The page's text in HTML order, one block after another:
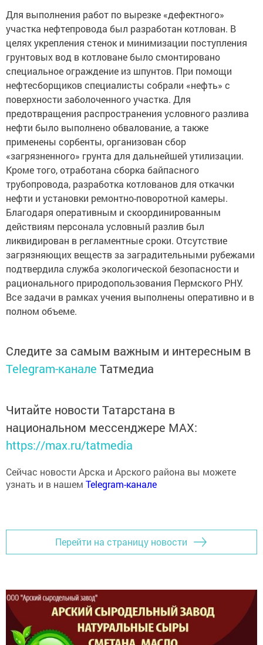
Для выполнения работ по вырезке «дефектного»
участка нефтепровода был разработан котлован. В
целях укрепления стенок и минимизации поступления
грунтовых вод в котловане было смонтировано
специальное ограждение из шпунтов. При помощи
нефтесборщиков специалисты собрали «нефть» с
поверхности заболоченного участка. Для
предотвращения распространения условного разлива
нефти было выполнено обвалование, а также
применены сорбенты, организован сбор
«загрязненного» грунта для дальнейшей утилизации.
Кроме того, отработана сборка байпасного
трубопровода, разработка котлованов для откачки
нефти и установки ремонтно-поворотной камеры.
Благодаря оперативным и скоординированным
действиям персонала условный разлив был
ликвидирован в регламентные сроки. Отсутствие
загрязняющих веществ за заградительными рубежами
подтвердила служба экологической безопасности и
рационального природопользования Пермского РНУ.
Все задачи в рамках учения выполнены оперативно и в
полном объеме.
Следите за самым важным и интересным в
Telegram-канале Татмедиа
Читайте новости Татарстана в
национальном мессенджере MАХ:
https://max.ru/tatmedia
Сейчас новости Арска и Арского района вы можете
узнать и в нашемTelegram-канале
Перейти на страницу новости